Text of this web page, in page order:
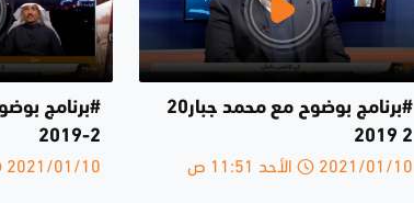
#برنامج بوضوح مع محمد جبار20
2 2019
2021/01/10 الأحد 11:51 ص
2-2019
2021/01/10 الأحد 11:46 ص